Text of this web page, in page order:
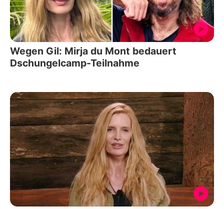
Wegen Gil: Mirja du Mont bedauert
Dschungelcamp-Teilnahme